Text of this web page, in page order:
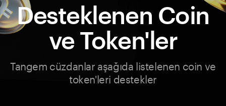
Desteklenen Coin
ve Token'ler
Tangem cüzdanlar aşağıda listelenen coin ve
token'leri destekler